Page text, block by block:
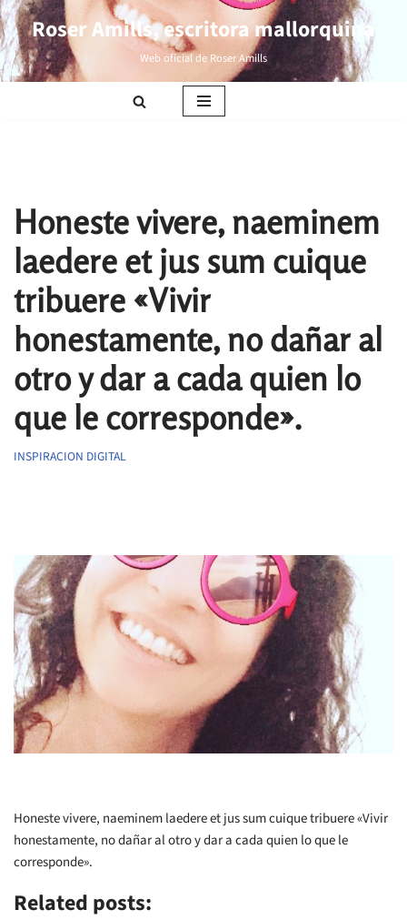
Saltar
al
Roser Amills, escritora mallorquina
Web oficial de Roser Amills
Honeste vivere, naeminem
laedere et jus sum cuique
tribuere «Vivir
honestamente, no dañar al
otro y dar a cada quien lo
que le corresponde».
INSPIRACION DIGITAL
Honeste vivere, naeminem laedere et jus sum cuique tribuere «Vivir
honestamente, no dañar al otro y dar a cada quien lo que le
corresponde».
Related posts: